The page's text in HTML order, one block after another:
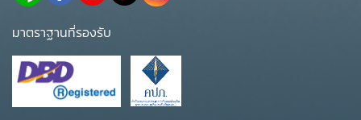
มาตราฐานที่รองรับ